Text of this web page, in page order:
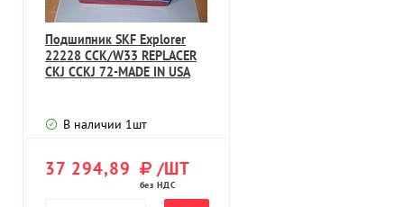
Подшипник SKF Explorer
22228 CCK/W33 REPLACER
CKJ CCKJ 72-MADE IN USA
В наличии 1 шт
37 294,89 /ШТ
без НДС